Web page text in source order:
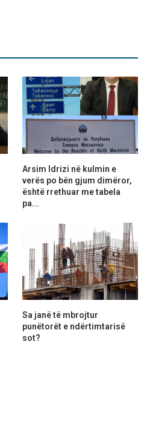
Arsim Idrizi në kulmin e
verës po bën gjum dimëror,
është rrethuar me tabela
pa...
Sa janë të mbrojtur
punëtorët e ndërtimtarisë
sot?